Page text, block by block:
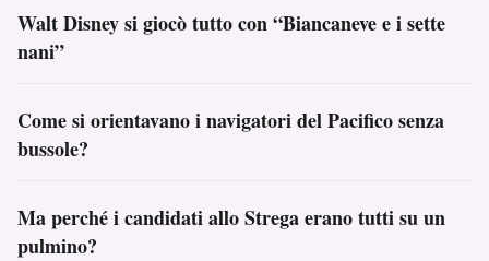
Walt Disney si giocò tutto con “Biancaneve e i sette
nani”
Come si orientavano i navigatori del Pacifico senza
bussole?
Ma perché i candidati allo Strega erano tutti su un
pulmino?